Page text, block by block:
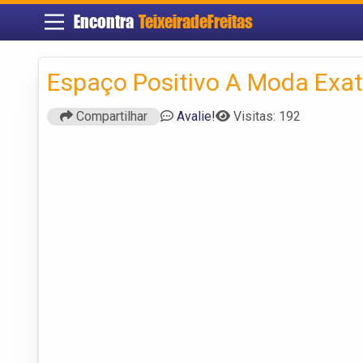
Encontra TeixeiradeFreitas
Espaço Positivo A Moda
Compartilhar Avalie! Visitas: 192